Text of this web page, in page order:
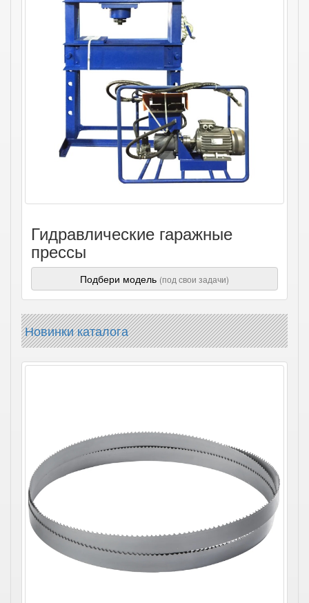
Гидравлические гаражные
прессы
Подбери модель (под свои задачи)
Новинки каталога